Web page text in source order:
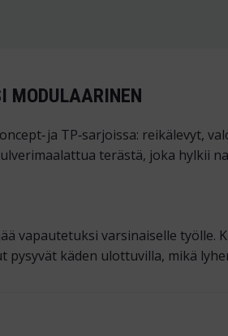
MODULAARINEN
ja TP‑sarjoissa: reikälevyt,
terästä, joka hylkii
vapautetuksi varsinaiselle työlle.
käden ulottuvilla, mikä